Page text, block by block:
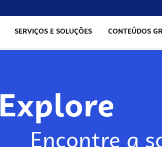
SERVIÇOS E SOLUÇÕES CONTEÚDOS
Explore
Encontre a